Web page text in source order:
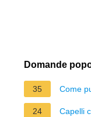
Domande
35 Come
24 Capelli